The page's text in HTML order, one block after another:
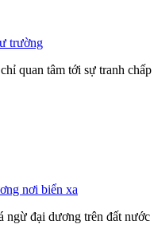
trường
quan tâm tới sự tranh chấp
nơi biển xa
ngừ đại dương trên đất nước